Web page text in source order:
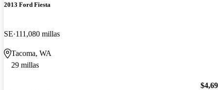
2013 Ford Fiesta
SE 111,080 millas
Tacoma, WA
29 millas